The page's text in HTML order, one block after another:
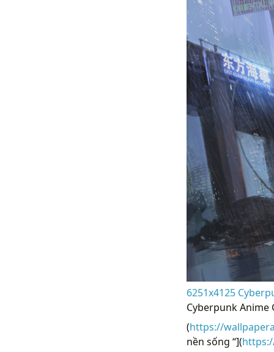
6251x4125
Cyberpunk Anime
(https://
nền sống “](